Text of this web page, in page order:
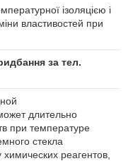
ізоляцією і
властивостей при
за тел.
длительно
при температуре
стекла
реагентов,